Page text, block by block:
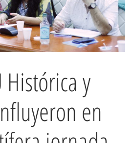
Histórica y
en